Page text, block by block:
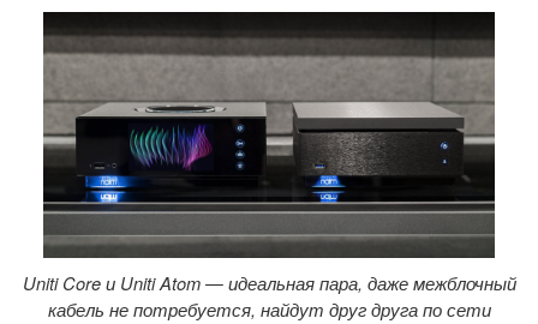
Uniti Core и Uniti Atom — идеальная пара, даже межблочный
кабель не потребуется, найдут друг друга по сети